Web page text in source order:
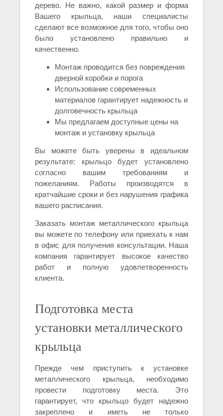
дерево. Не важно, какой размер и форма
Вашего крыльца, наши специалисты
сделают все возможное для того, чтобы оно
было установлено правильно и
качественно.
Монтаж проводится без повреждения
дверной коробки и порога
Использование современных
материалов гарантирует надежность и
долговечность крыльца
Мы предлагаем доступные цены на
монтаж и установку крыльца
Вы можете быть уверены в идеальном
результате: крыльцо будет установлено
согласно вашим требованиям и
пожеланиям. Работы производятся в
кратчайшие сроки и без нарушения графика
вашего расписания.
Заказать монтаж металлического крыльца
вы можете по телефону или приехать к нам
в офис для получения консультации. Наша
компания гарантирует высокое качество
работ и полную удовлетворенность
клиента.
Подготовка места
установки металлического
крыльца
Прежде чем приступить к установке
металлического крыльца, необходимо
провести подготовку места. Это
гарантирует, что крыльцо будет надежно
закреплено и иметь не только